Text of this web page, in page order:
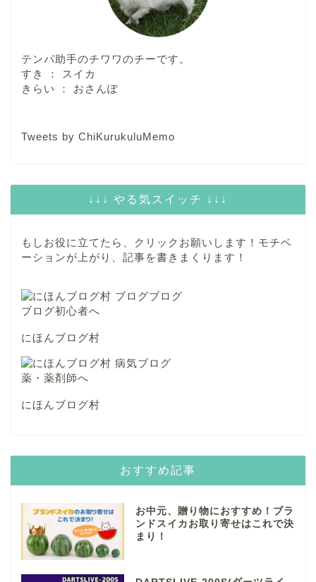
テンパ助手のチワワのチーです。
すき ： スイカ
きらい ： おさんぽ
Tweets by ChiKurukuluMemo
↓↓↓ やる気スイッチ ↓↓↓
もしお役に立てたら、クリックお願いします！モチベ
ーションが上がり、記事を書きまくります！
にほんブログ村
にほんブログ村
おすすめ記事
お中元、贈り物におすすめ！ブラ
ンドスイカお取り寄せはこれで決
まり！